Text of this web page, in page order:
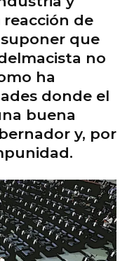
de
que
no
ha
donde el
buena
y, por